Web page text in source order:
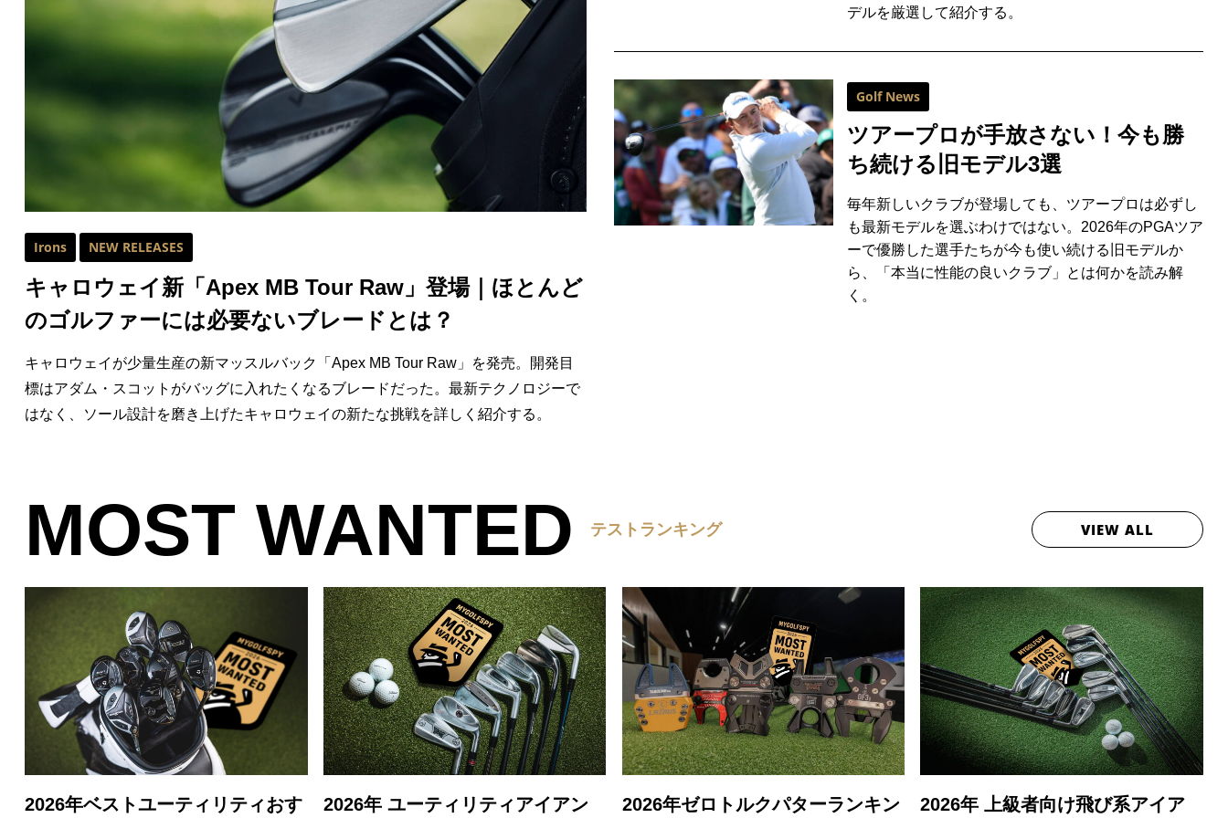
Irons NEW RELEASES
キャロウェイ新「Apex MB Tour Raw」登場｜ほとんど
のゴルファーには必要ないブレードとは？
キャロウェイが少量生産の新マッスルバック「Apex MB Tour Raw」を発売。開発目
標はアダム・スコットがバッグに入れたくなるブレードだった。最新テクノロジーで
はなく、ソール設計を磨き上げたキャロウェイの新たな挑戦を詳しく紹介する。
デルを厳選して紹介する。
Golf News
ツアープロが手放さない！今も勝
ち続ける旧モデル3選
毎年新しいクラブが登場しても、ツアープロは必ずし
も最新モデルを選ぶわけではない。2026年のPGAツア
ーで優勝した選手たちが今も使い続ける旧モデルか
ら、「本当に性能の良いクラブ」とは何かを読み解
く。
MOST WANTED テストランキング VIEW ALL
2026年ベストユーティリティおす 2026年 ユーティリティアイアン 2026年ゼロトルクパターランキン 2026年 上級者向け飛び系アイア
HYBRIDS
WEDGES ウェッジ
Editor’s Picks
Our Team 私たちのチーム
Our Mission 私たちの使命
ABOUT US MyGolfSpyJapanとは？